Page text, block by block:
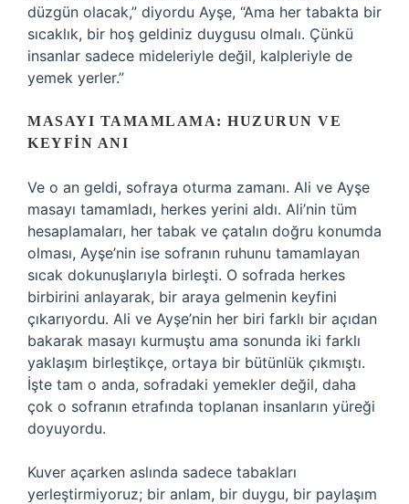
düzgün olacak,” diyordu Ayşe, “Ama her tabakta bir
sıcaklık, bir hoş geldiniz duygusu olmalı. Çünkü
insanlar sadece mideleriyle değil, kalpleriyle de
yemek yerler.”
MASAYI TAMAMLAMA: HUZURUN VE
KEYFIN ANI
Ve o an geldi, sofraya oturma zamanı. Ali ve Ayşe
masayı tamamladı, herkes yerini aldı. Ali’nin tüm
hesaplamaları, her tabak ve çatalın doğru konumda
olması, Ayşe’nin ise sofranın ruhunu tamamlayan
sıcak dokunuşlarıyla birleşti. O sofrada herkes
birbirini anlayarak, bir araya gelmenin keyfini
çıkarıyordu. Ali ve Ayşe’nin her biri farklı bir açıdan
bakarak masayı kurmuştu ama sonunda iki farklı
yaklaşım birleştikçe, ortaya bir bütünlük çıkmıştı.
İşte tam o anda, sofradaki yemekler değil, daha
çok o sofranın etrafında toplanan insanların yüreği
doyuyordu.
Kuver açarken aslında sadece tabakları
yerleştirmiyoruz; bir anlam, bir duygu, bir paylaşım